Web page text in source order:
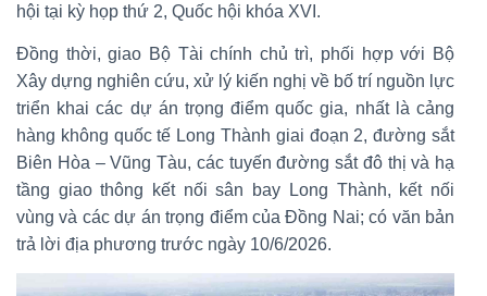
hội tại kỳ họp thứ 2, Quốc hội khóa XVI.
Đồng thời, giao Bộ Tài chính chủ trì, phối hợp với Bộ
Xây dựng nghiên cứu, xử lý kiến nghị về bố trí nguồn lực
triển khai các dự án trọng điểm quốc gia, nhất là cảng
hàng không quốc tế Long Thành giai đoạn 2, đường sắt
Biên Hòa – Vũng Tàu, các tuyến đường sắt đô thị và hạ
tầng giao thông kết nối sân bay Long Thành, kết nối
vùng và các dự án trọng điểm của Đồng Nai; có văn bản
trả lời địa phương trước ngày 10/6/2026.